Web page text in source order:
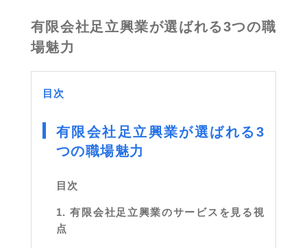
有限会社足立興業が選ばれる3つの職
場魅力
目次
有限会社足立興業が選ばれる3
つの職場魅力
目次
1. 有限会社足立興業のサービスを見る視
点